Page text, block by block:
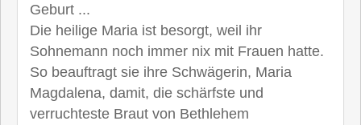
Geburt ...
Die heilige Maria ist besorgt, weil ihr
Sohnemann noch immer nix mit Frauen hatte.
So beauftragt sie ihre Schwägerin, Maria
Magdalena, damit, die schärfste und
verruchteste Braut von Bethlehem